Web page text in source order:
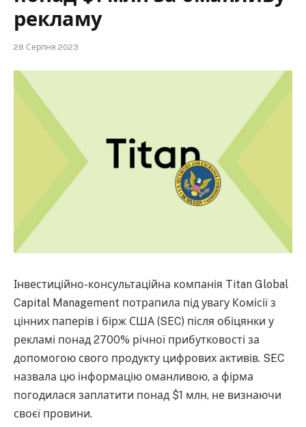
рекламу
28 Серпня 2023
Інвестиційно-консультаційна компанія Titan Global
Capital Management потрапила під увагу Комісії з
цінних паперів і бірж США (SEC) після обіцянки у
рекламі понад 2700% річної прибутковості за
допомогою свого продукту цифрових активів. SEC
назвала цю інформацію оманливою, а фірма
погодилася заплатити понад $1 млн, не визнаючи
своєї провини.